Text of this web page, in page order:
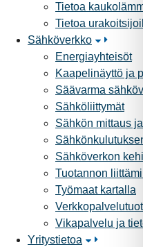
Tietoa
Tietoa
Sähköverkko
Energiayhteisöt
Kaapelinäyttö ja
Säävarma
Sähköliittymät
Sähkön mittaus
Sähköverkon
Tuotannon
Työmaat kartalla
Vikapalvelu ja
Yritystietoa